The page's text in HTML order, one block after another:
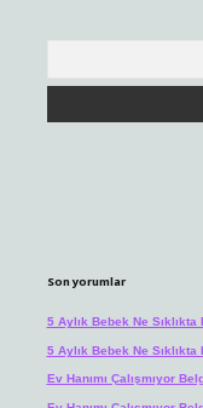
Son yorumlar
5 Aylık Bebek Ne
5 Aylık Bebek Ne
Ev Hanımı Çalışmıyor